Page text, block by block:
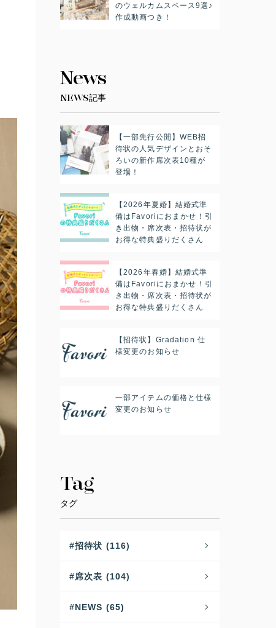
のウェルカムスペース9選♪
作成動画つき！
News
NEWS記事
【一部先行公開】WEB招
待状の人気デザインとおそ
ろいの新作席次表10種が
登場！
【2026年夏婚】結婚式準
備はFavoriにおまかせ！引
き出物・席次表・招待状が
お得な特典盛りだくさん
【2026年春婚】結婚式準
備はFavoriにおまかせ！引
き出物・席次表・招待状が
お得な特典盛りだくさん
【招待状】Gradation 仕
様変更のお知らせ
一部アイテムの価格と仕様
変更のお知らせ
Tag
タグ
招待状 (116)
席次表 (104)
NEWS (65)